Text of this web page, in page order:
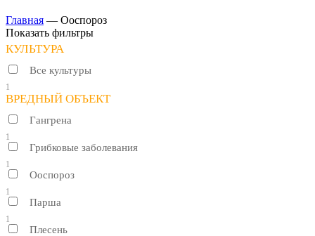
Главная — Ооспороз
Показать фильтры
КУЛЬТУРА
Все культуры
1
ВРЕДНЫЙ ОБЪЕКТ
Гангрена
1
Грибковые заболевания
1
Ооспороз
1
Парша
1
Плесень